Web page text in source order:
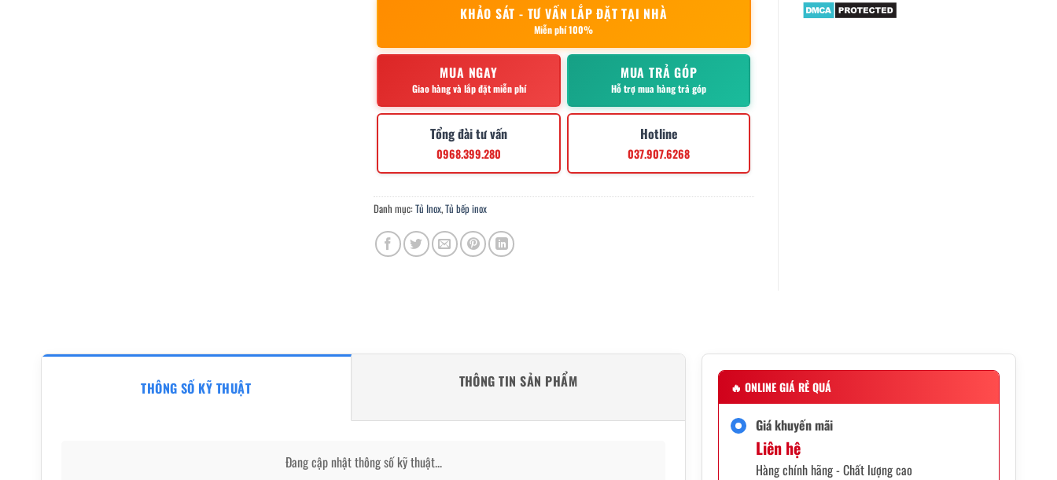
KHẢO SÁT - TƯ VẤN LẮP ĐẶT TẠI NHÀ
Miễn phí 100%
MUA NGAY
Giao hàng và lắp đặt miễn phí
MUA TRẢ GÓP
Hỗ trợ mua hàng trả góp
Tổng đài tư vấn
0968.399.280
Hotline
037.907.6268
Danh mục:Tủ Inox,Tủ bếp inox
THÔNG SỐ KỸ THUẬT THÔNG TIN SẢN PHẨM
Đang cập nhật thông số kỹ thuật...
🔥 ONLINE GIÁ RẺ QUÁ
Giá khuyến mãi
Liên hệ
Hàng chính hãng - Chất lượng cao